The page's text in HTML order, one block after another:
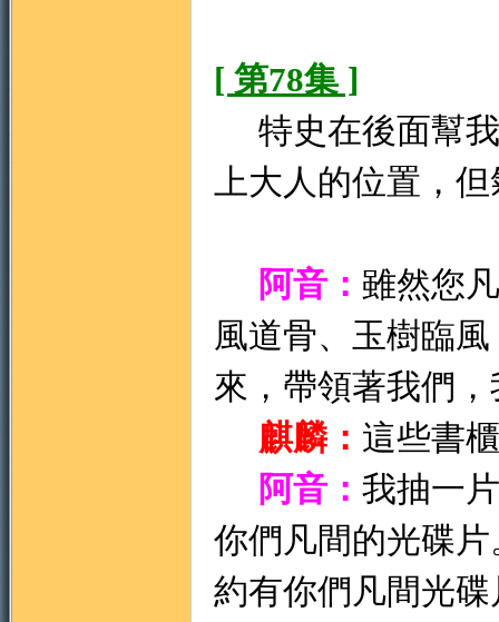
[ 第78集 ]
特史在後面幫我
上大人的位置，
阿音： 雖然您
風道骨、玉樹臨
來，帶領著我們
麒麟： 這些書
阿音： 我抽一
你們凡間的光碟
約有你們凡間光